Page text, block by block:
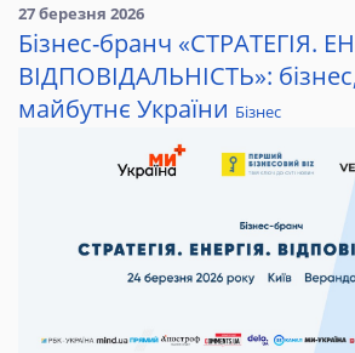
27 березня 2026
Бізнес-бранч «СТРАТЕГІЯ.
ВІДПОВІДАЛЬНІСТЬ»:
майбутнє України Бізнес